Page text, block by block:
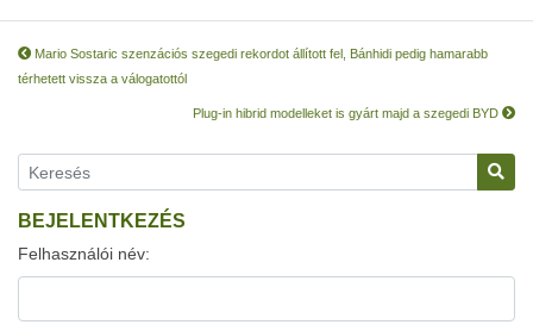
Mario Sostaric szenzációs szegedi rekordot állított fel, Bánhidi pedig hamarabb
térhetett vissza a válogatottól
Plug-in hibrid modelleket is gyárt majd a szegedi BYD
BEJELENTKEZÉS
Felhasználói név: